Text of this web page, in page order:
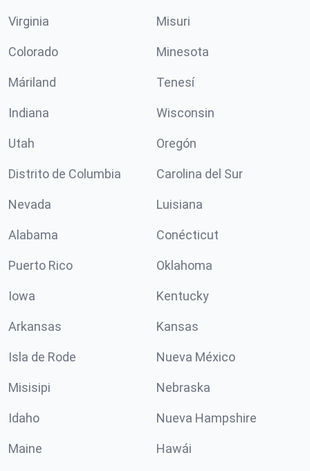
Virginia Misuri
Colorado Minesota
Máriland Tenesí
Indiana Wisconsin
Utah Oregón
Distrito de Columbia Carolina del Sur
Nevada Luisiana
Alabama Conécticut
Puerto Rico Oklahoma
Iowa Kentucky
Arkansas Kansas
Isla de Rode Nueva México
Misisipi Nebraska
Idaho Nueva Hampshire
Maine Hawái